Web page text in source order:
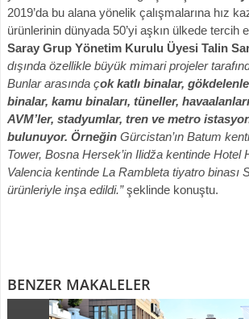
2019’da bu alana yönelik çalışmalarına hız
ürünlerinin dünyada 50’yi aşkın ülkede tercih
Saray Grup Yönetim Kurulu Üyesi Talin
dışında özellikle büyük mimari projeler
Bunlar arasında çok katlı binalar,
binalar, kamu binaları, tüneller,
AVM’ler, stadyumlar, tren ve metro
bulunuyor. Örneğin Gürcistan’ın Batum
Tower, Bosna Hersek’in Ilidža kentinde Hotel
Valencia kentinde La Rambleta tiyatro binası
ürünleriyle inşa edildi.”şeklinde konuştu.
BENZER MAKALELER